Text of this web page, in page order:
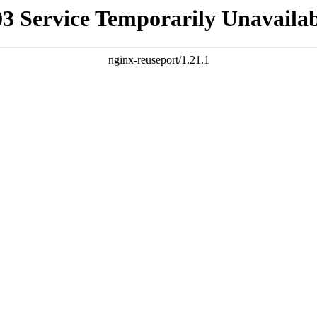
Service Temporarily
nginx-reuseport/1.21.1